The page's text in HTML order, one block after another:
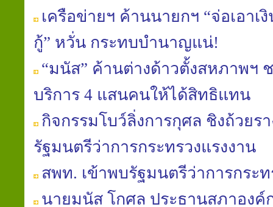
เครือข่ายฯ ค้านนายกฯ “จ่อเอา
กู้” หวั่น กระทบบำนาญแน่!
“มนัส” ค้านต่างด้าวตั้งสหภาพฯ
บริการ 4 แสนคนให้ได้สิทธิแทน
กิจกรรมโบว์ลิ่งการกุศล ชิงถ้วยร
รัฐมนตรีว่าการกระทรวงแรงงาน
สพท. เข้าพบรัฐมนตรีว่าการกระท
นาย​มนัส​ โกศล​ ประธาน​สภา​องค์